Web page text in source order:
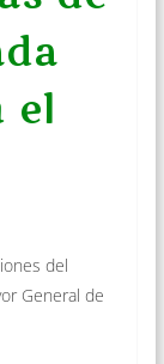
el
del
General de